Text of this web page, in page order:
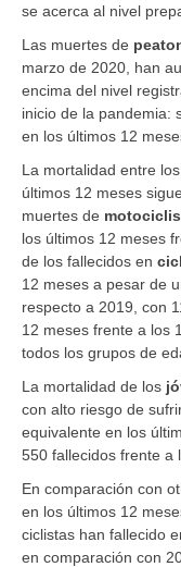
se acerca al nivel
Las muertes de
marzo de 2020, han
encima del nivel
inicio de la pandemia:
en los últimos 12
La mortalidad entre los
últimos 12 meses
muertes de
los últimos 12 meses
de los fallecidos en
12 meses a pesar de
respecto a 2019, con
12 meses frente a los
todos los grupos de
La mortalidad de los
con alto riesgo de
equivalente en los
550 fallecidos frente a
En comparación con
en los últimos 12
ciclistas han fallecido
en comparación con